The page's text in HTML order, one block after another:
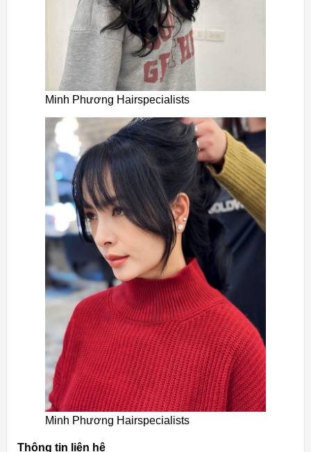
Minh Phương Hairspecialists
Minh Phương Hairspecialists
Thông tin liên hệ